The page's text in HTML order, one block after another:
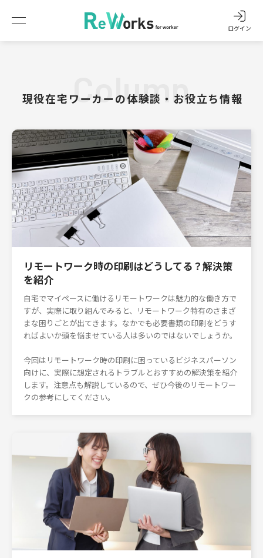
ログイン
現役在宅ワーカーの体験談・お役立ち情報
Column
リモートワーク時の印刷はどうしてる？解決策
を紹介
自宅でマイペースに働けるリモートワークは魅力的な働き方で
すが、実際に取り組んでみると、リモートワーク特有のさまざ
まな困りごとが出てきます。なかでも必要書類の印刷をどうす
ればよいか頭を悩ませている人は多いのではないでしょうか。
今回はリモートワーク時の印刷に困っているビジネスパーソン
向けに、実際に想定されるトラブルとおすすめの解決策を紹介
します。注意点も解説しているので、ぜひ今後のリモートワー
クの参考にしてください。